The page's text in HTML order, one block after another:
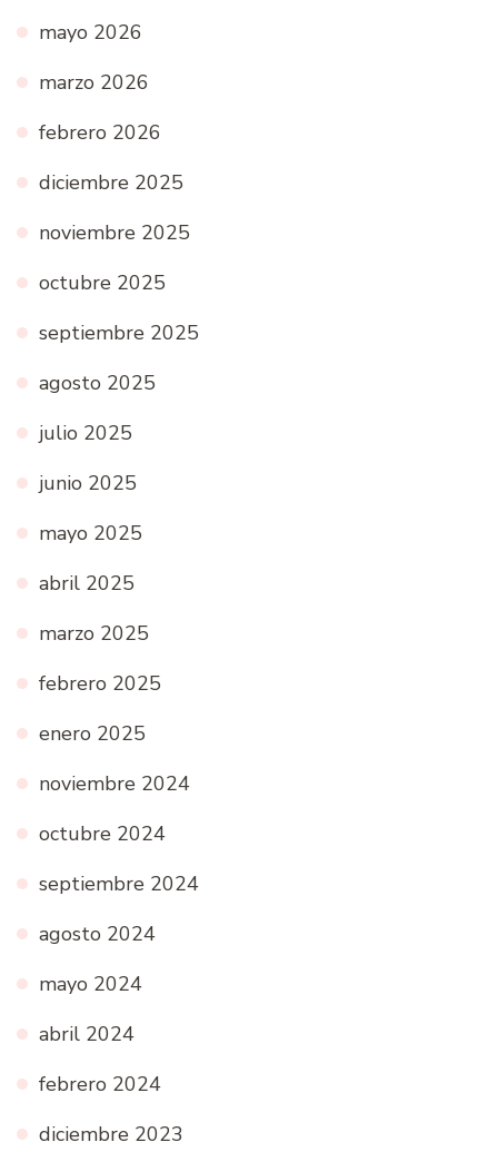
mayo 2026
marzo 2026
febrero 2026
diciembre 2025
noviembre 2025
octubre 2025
septiembre 2025
agosto 2025
julio 2025
junio 2025
mayo 2025
abril 2025
marzo 2025
febrero 2025
enero 2025
noviembre 2024
octubre 2024
septiembre 2024
agosto 2024
mayo 2024
abril 2024
febrero 2024
diciembre 2023